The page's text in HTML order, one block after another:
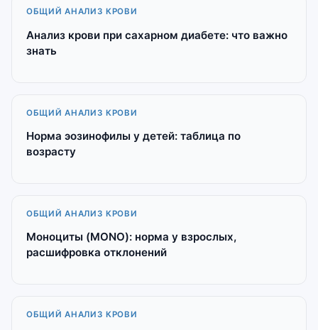
ОБЩИЙ АНАЛИЗ КРОВИ
Анализ крови при сахарном диабете: что важно
знать
ОБЩИЙ АНАЛИЗ КРОВИ
Норма эозинофилы у детей: таблица по
возрасту
ОБЩИЙ АНАЛИЗ КРОВИ
Моноциты (MONO): норма у взрослых,
расшифровка отклонений
ОБЩИЙ АНАЛИЗ КРОВИ